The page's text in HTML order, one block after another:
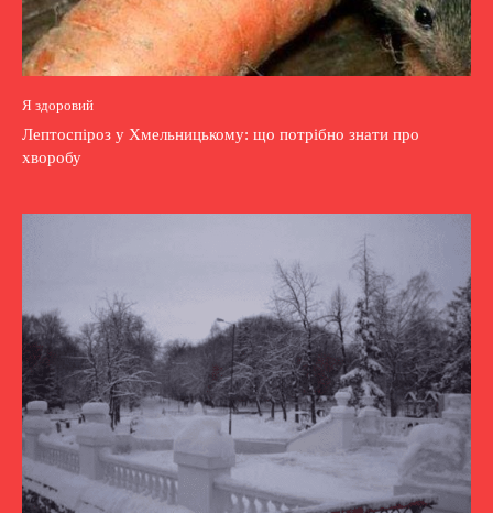
Я здоровий
Лептоспіроз у Хмельницькому: що потрібно знати про
хворобу